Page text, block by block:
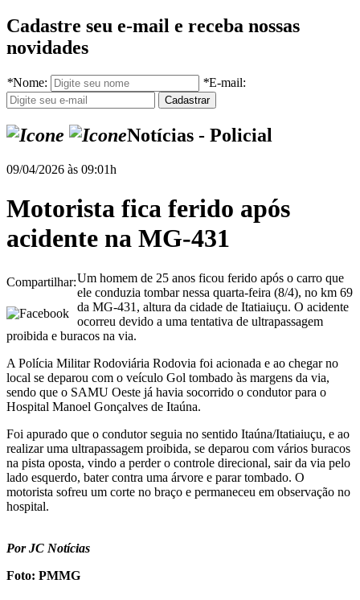
Cadastre seu e-mail e receba nossas
novidades
*Nome: *E-mail:
Notícias - Policial
09/04/2026 às 09:01h
Motorista fica ferido após
acidente na MG-431
Compartilhar:Um homem de 25 anos ficou ferido após o carro que
ele conduzia tombar nessa quarta-feira (8/4), no km 69
da MG-431, altura da cidade de Itatiaiuçu. O acidente
ocorreu devido a uma tentativa de ultrapassagem
proibida e buracos na via.
A Polícia Militar Rodoviária Rodovia foi acionada e ao chegar no
local se deparou com o veículo Gol tombado às margens da via,
sendo que o SAMU Oeste já havia socorrido o condutor para o
Hospital Manoel Gonçalves de Itaúna.
Foi apurado que o condutor seguia no sentido Itaúna/Itatiaiuçu, e ao
realizar uma ultrapassagem proibida, se deparou com vários buracos
na pista oposta, vindo a perder o controle direcional, sair da via pelo
lado esquerdo, bater contra uma árvore e parar tombado. O
motorista sofreu um corte no braço e permaneceu em observação no
hospital.
Por JC Notícias
Foto: PMMG